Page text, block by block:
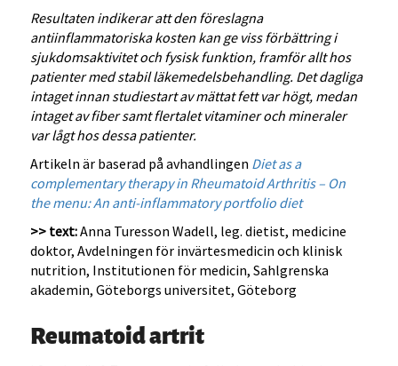
Resultaten indikerar att den föreslagna
antiinflammatoriska kosten kan ge viss förbättring i
sjukdomsaktivitet och fysisk funktion, framför allt hos
patienter med stabil läkemedelsbehandling. Det dagliga
intaget innan studiestart av mättat fett var högt, medan
intaget av fiber samt flertalet vitaminer och mineraler
var lågt hos dessa patienter.
Artikeln är baserad på avhandlingen Diet as a
complementary therapy in Rheumatoid Arthritis – On
the menu: An anti-inflammatory portfolio diet
>> text:Anna Turesson Wadell, leg. dietist, medicine
doktor, Avdelningen för invärtesmedicin och klinisk
nutrition, Institutionen för medicin, Sahlgrenska
akademin, Göteborgs universitet, Göteborg
Reumatoid artrit